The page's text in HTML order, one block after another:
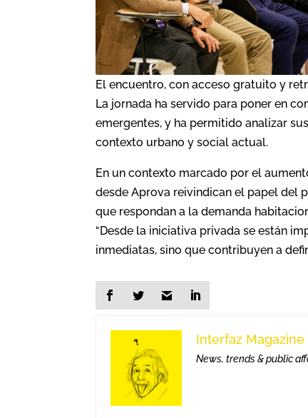
El encuentro, con acceso gratuito y
La jornada ha servido para poner en
emergentes, y ha permitido analizar
contexto urbano y social actual.
En un contexto marcado por el
desde Aprova reivindican el papel del
que respondan a la demanda
“Desde la iniciativa privada se están
inmediatas, sino que contribuyen a
Interfaz Magazine
News, trends & public